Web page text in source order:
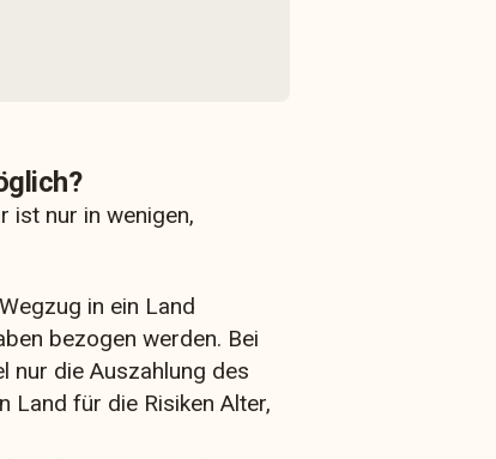
ist nur in wenigen,
in ein Land
bezogen werden. Bei
nur die Auszahlung des
Land für die Risiken Alter,